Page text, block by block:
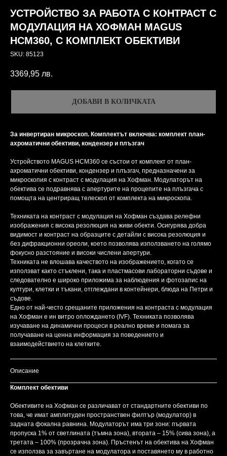
УСТРОЙСТВО ЗА РАБОТА С КОНТРАСТ С
МОДУЛАЦИЯ НА ХОФМАН MAGUS
HCM360, С КОМПЛЕКТ ОБЕКТИВИ
SKU: 85123
3369,95 лв.
ДОБАВИ В КОЛИЧКАТА
За инвертиран микроскоп. Комплектът включва: комплект план-
ахроматични обективи, кондензер и плъзгач
Устройството MAGUS HCM360 се състои от комплект от план-
ахроматични обективи, кондензер и плъзгач, предназначени за
микроскопия с контраст с модулация на Хофман. Модулаторът на
обектива се подравнява с апертурите на процепите на плъзгача с
помощта на центриращ телескоп от комплекта на микроскопа.
Техниката на контраст с модулация на Хофман създава релефни
изображения с висока резолюция на живи обекти. Осигурява добра
видимост и контраст на образците с детайли с висока резолюция и
без дифракционни ореоли, което позволява използването на голямо
фокусно разстояние и високи числени апертури.
Техниката не влошава качеството на изображението, когато се
използват както стъклени, така и пластмасови лабораторни съдове и
следователно е широко приложима за наблюдения и фотозапис на
култури, клетки и тъкани, отглеждани в контейнери, блюда на Петри и
съдове.
Едно от най-често срещаните приложения на контраста с модулация
на Хофман е ин витро оплождането (IVF). Техниката позволява
изучаване на динамични процеси в реално време и помага за
получаване на ценна информация за поведението и
взаимодействието на клетките.
Описание
Комплект обективи
Обективите на Хофман се различават от стандартните обективи по
това, че имат амплитуден пространствен филтър (модулатор) в
задната фокална равнина. Модулаторът има три зони: първата
пропуска 1% от светлината (тъмна зона), втората – 15% (сива зона), а
третата – 100% (прозрачна зона). Пръстенът на обектива на Хофман
се използва за завъртане на модулатора и поставянето му в работно